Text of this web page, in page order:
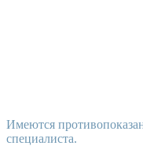
Имеются
специалиста.